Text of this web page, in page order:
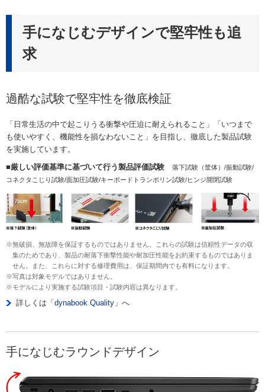
手になじむデザインで堅牢性も追
求
過酷な試験で堅牢性を徹底検証
「日常生活の中で起こりうる衝撃や圧迫に耐えられること」「いつまで
も使いやすく、機能性を損なわないこと」を目指し、徹底した製品試験
を実施しています。
■厳しい評価基準に基づいて行う製品評価試験
落下試験（筐体）/振動試験/
コネクタこじり試験/面加圧試験/キーボードトランポリン試験/ヒンジ開閉試験
※無破損、無故障を保証するものではありません。これらの試験は信頼性データの収
集のためであり、製品の耐落下衝撃性能や耐加圧性能をお約束するものではありま
せん。また、これらに対する修理費用は、保証期間内でも有料になります。
※写真は対象モデルではありません。
※モデルにより実施する試験項目・試験内容は異なります。
詳しくは「 dynabook Quality 」へ
手になじむラウンドデザイン